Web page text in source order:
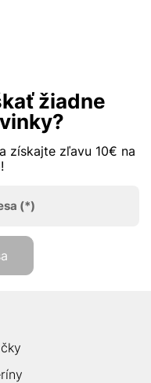
žiadne
získajte zľavu 10€ na
(*)